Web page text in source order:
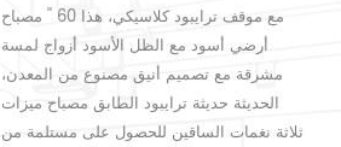
مع موقف ترايبود كلاسيكي، هذا 60 '' مصباح
أرضي أسود مع الظل الأسود أزواج لمسة
مشرقة مع تصميم أنيق مصنوع من المعدن،
الحديثة حديثة ترايبود الطابق مصباح ميزات
ثلاثة نغمات الساقين للحصول على مستلمة من